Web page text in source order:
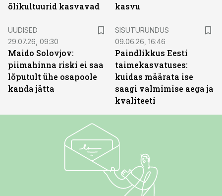
õlikultuurid kasvavad
kasvu
UUDISED
29.07.26, 09:30
Maido Solovjov:
piimahinna riski ei saa
lõputult ühe osapoole
kanda jätta
SISUTURUNDUS
09.06.26, 16:46
Paindlikkus Eesti
taimekasvatuses:
kuidas määrata ise
saagi valmimise aega ja
kvaliteeti